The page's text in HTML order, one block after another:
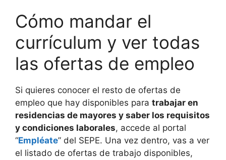
Cómo mandar el
currículum y ver todas
las ofertas de empleo
Si quieres conocer el resto de ofertas de
empleo que hay disponibles para trabajar en
residencias de mayores y saber los requisitos
y condiciones laborales, accede al portal
“Empléate” del SEPE. Una vez dentro, vas a ver
el listado de ofertas de trabajo disponibles,